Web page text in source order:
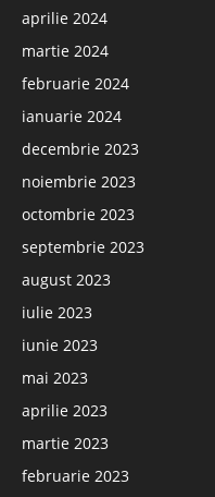
aprilie 2024
martie 2024
februarie 2024
ianuarie 2024
decembrie 2023
noiembrie 2023
octombrie 2023
septembrie 2023
august 2023
iulie 2023
iunie 2023
mai 2023
aprilie 2023
martie 2023
februarie 2023